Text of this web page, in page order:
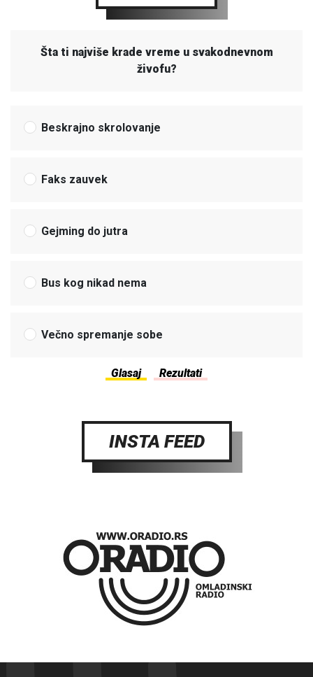
Šta ti najviše krade vreme u svakodnevnom
živofu?
Beskrajno skrolovanje
Faks zauvek
Gejming do jutra
Bus kog nikad nema
Večno spremanje sobe
INSTA FEED